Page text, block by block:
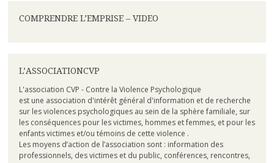
COMPRENDRE L’EMPRISE – VIDEO
L’ASSOCIATIONCVP
L'association CVP - Contre la Violence Psychologique
est une association d'intérêt général d'information et de recherche
sur les violences psychologiques au sein de la sphère familiale, sur
les conséquences pour les victimes, hommes et femmes, et pour les
enfants victimes et/ou témoins de cette violence .
Les moyens d’action de l’association sont : information des
professionnels, des victimes et du public, conférences, rencontres,